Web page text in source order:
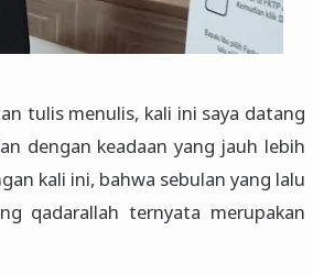
tulis menulis, kali ini saya datang
dengan keadaan yang jauh lebih
kali ini, bahwa sebulan yang lalu
qadarallah ternyata merupakan